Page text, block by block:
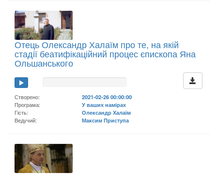
Отець Олександр Халаїм про те, на якій
стадії беатифікаційний процес єпископа Яна
Ольшанського
Створено:
2021-02-26 00:00:00
Програма:
У ваших намірах
Гість:
Олександр Халаїм
Ведучий:
Максим Приступа